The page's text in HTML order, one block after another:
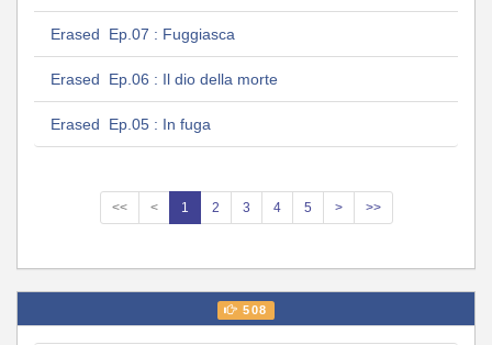
Erased Ep.07 : Fuggiasca
Erased Ep.06 : Il dio della morte
Erased Ep.05 : In fuga
<< < 1 2 3 4 5 > >>
508